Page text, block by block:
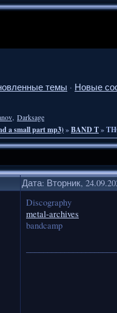
темы · Новые
, Darksage
a small part mp3)»BAND T»
Дата: Вторник,
Discography
metal-archives
bandcamp